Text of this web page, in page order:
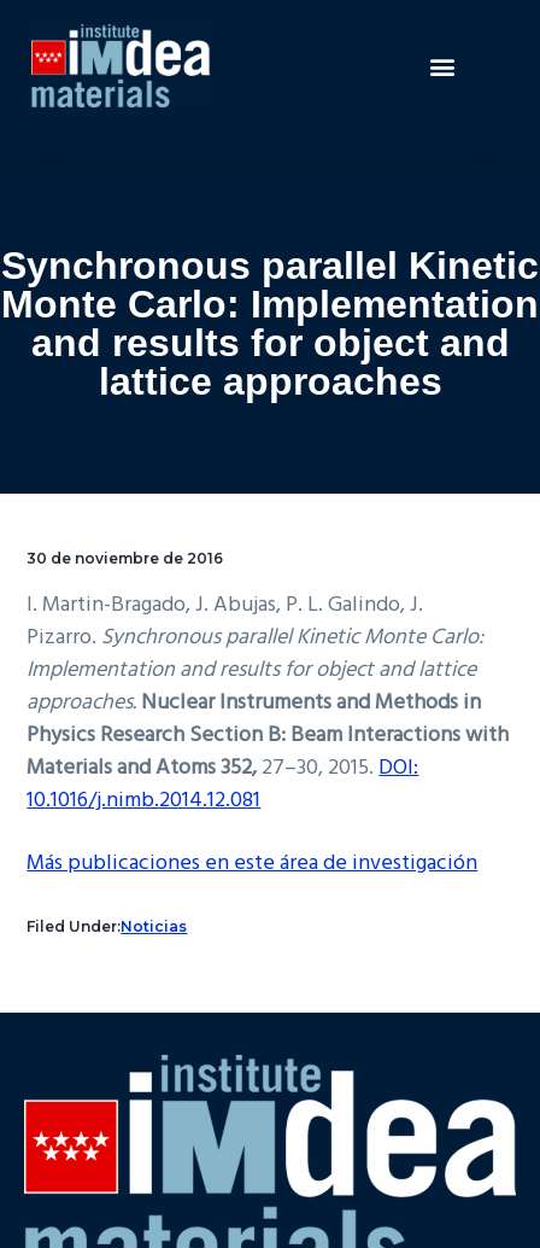
Synchronous parallel Kinetic
Monte Carlo: Implementation
and results for object and
lattice approaches
30 de noviembre de 2016
I. Martin-Bragado, J. Abujas, P. L. Galindo, J.
Pizarro. Synchronous parallel Kinetic Monte Carlo:
Implementation and results for object and lattice
approaches.Nuclear Instruments and Methods in
Physics Research Section B: Beam Interactions with
Materials and Atoms 352,27–30, 2015.DOI:
10.1016/j.nimb.2014.12.081
Más publicaciones en este área de investigación
Filed Under:Noticias